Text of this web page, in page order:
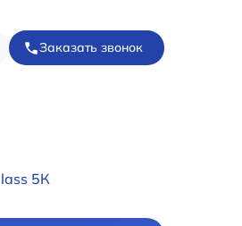
Заказать звонок
5К